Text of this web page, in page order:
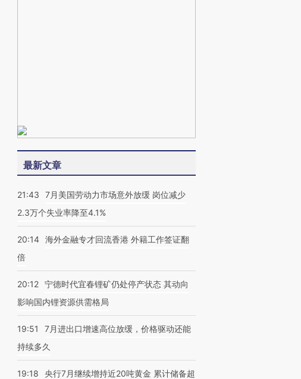
最新文章
21:43
7月美国劳动力市场意外放缓 岗位减少
2.3万个失业率降至4.1%
20:14 海外金融专才回流香港 外籍工作签证翻
倍
20:12 宁德时代宜春锂矿仍处停产状态 其动向
影响国内锂资源供需格局
19:51
7月进出口增速高位放缓，价格驱动还能
持续多久
19:18
央行7月继续增持近20吨黄金 累计储备超